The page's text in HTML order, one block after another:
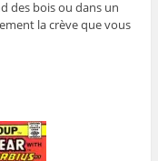
des bois ou dans un
la crève que vous